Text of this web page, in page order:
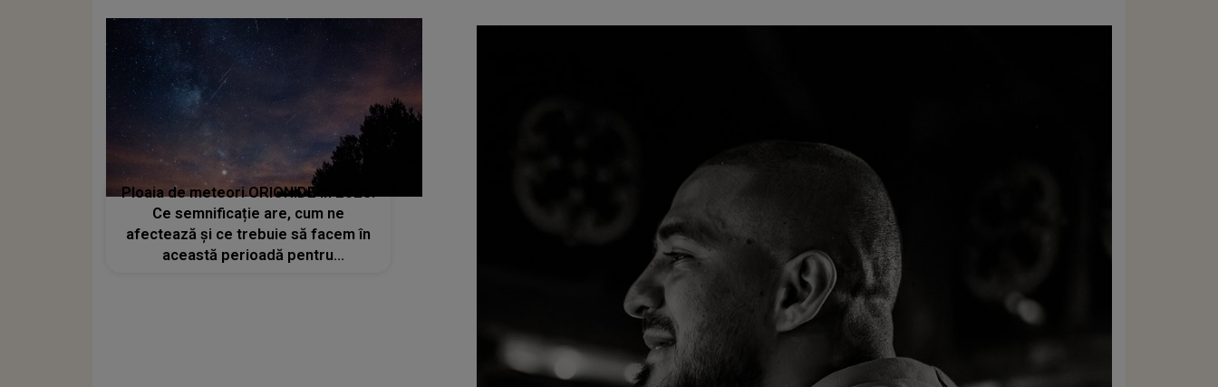
durerea rămâne."
Ploaia de meteori ORIONIDE în 2025.
Ce semnificație are, cum ne
afectează și ce trebuie să facem în
această perioadă pentru